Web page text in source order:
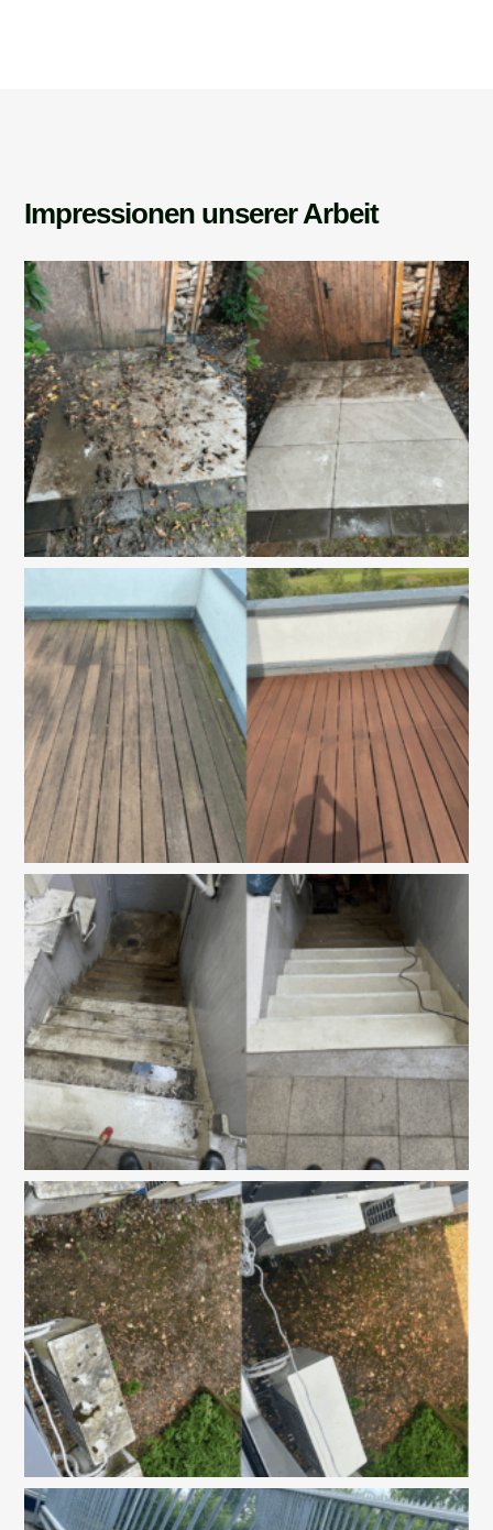
Impressionen unserer Arbeit